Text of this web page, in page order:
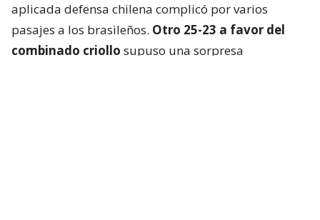
aplicada defensa chilena complicó por varios
pasajes a los brasileños. Otro 25-23 a favor del
combinado criollo supuso una sorpresa